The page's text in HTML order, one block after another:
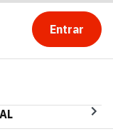
Entrar